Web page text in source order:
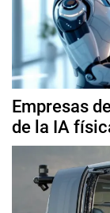
Empresas
de la IA